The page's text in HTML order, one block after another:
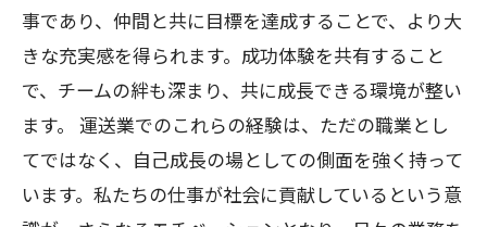
事であり、仲間と共に目標を達成することで、より大
きな充実感を得られます。成功体験を共有すること
で、チームの絆も深まり、共に成長できる環境が整い
ます。 運送業でのこれらの経験は、ただの職業とし
てではなく、自己成長の場としての側面を強く持って
います。私たちの仕事が社会に貢献しているという意